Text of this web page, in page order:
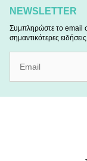
NEWSLETTER
Συμπληρώστε το email
σημαντικότερες